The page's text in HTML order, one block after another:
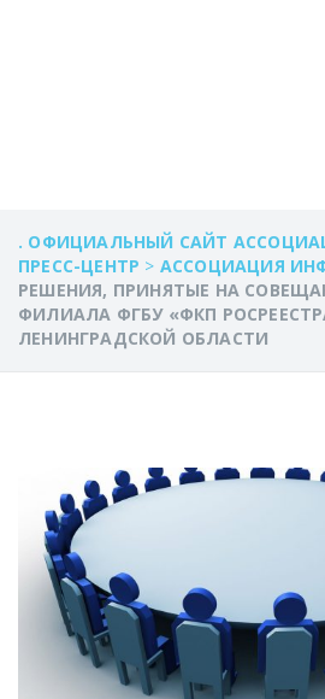
. ОФИЦИАЛЬНЫЙ САЙТ
ПРЕСС-ЦЕНТР > АССОЦИАЦИЯ
РЕШЕНИЯ, ПРИНЯТЫЕ НА
ФИЛИАЛА ФГБУ «ФКП
ЛЕНИНГРАДСКОЙ ОБЛАСТИ